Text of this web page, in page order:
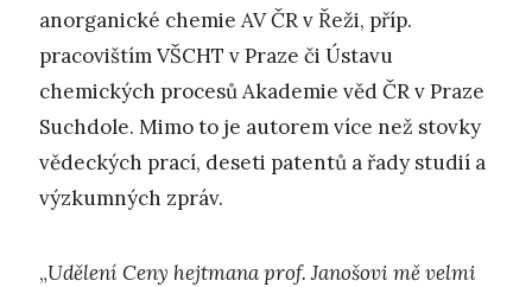
anorganické chemie AV ČR v Řeži, příp.
pracovištím VŠCHT v Praze či Ústavu
chemických procesů Akademie věd ČR v Praze
Suchdole. Mimo to je autorem více než stovky
vědeckých prací, deseti patentů a řady studií a
výzkumných zpráv.
„Udělení Ceny hejtmana prof. Janošovi mě velmi